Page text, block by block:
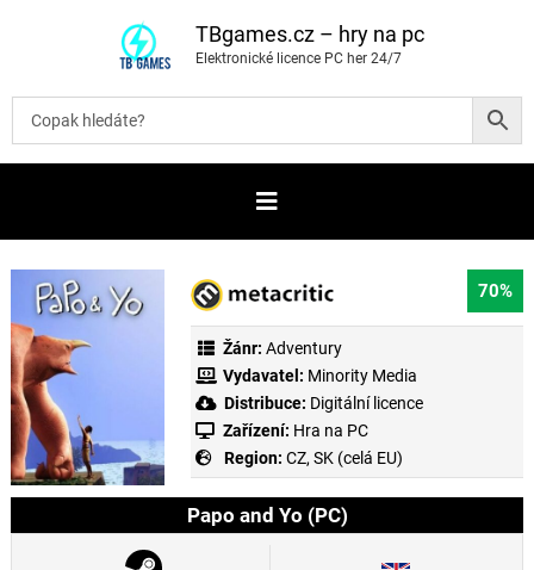
t
b
TBgames.cz – hry na pc
Elektronické licence PC her 24/7
70%
Žánr: Adventury
Vydavatel: Minority Media
Distribuce: Digitální licence
Zařízení: Hra na PC
Region: CZ, SK (celá EU)
Papo and Yo (PC)